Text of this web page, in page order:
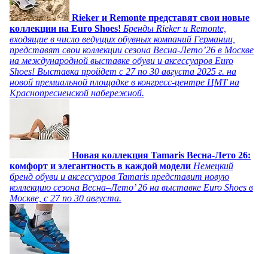
Rieker и Remonte представят свои новые
коллекции на Euro Shoes! Бренды Rieker и Remonte,
входящие в число ведущих обувных компаний Германии,
представят свои коллекции сезона Весна-Лето’26 в Москве
на международной выставке обуви и аксессуаров Euro
Shoes! Выставка пройдет c 27 по 30 августа 2025 г. на
новой премиальной площадке в конгресс-центре ЦМТ на
Краснопресненской набережной.
Новая коллекция Tamaris Весна-Лето 26:
комфорт и элегантность в каждой модели Немецкий
бренд обуви и аксессуаров Tamaris представит новую
коллекцию сезона Весна–Лето’ 26 на выставке Euro Shoes в
Москве, с 27 по 30 августа.